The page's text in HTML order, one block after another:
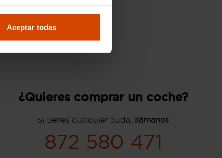
Aceptar todas
¿Quieres comprar un coche?
Si tienes cualquier duda, llámanos
872 580 471